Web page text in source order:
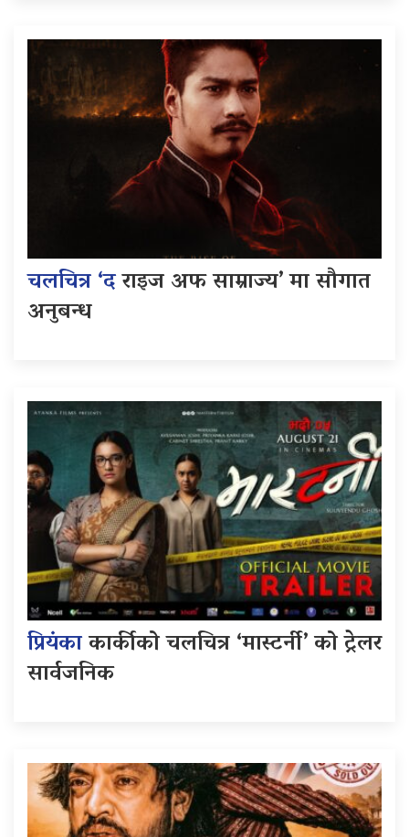
चलचित्र ‘दराइज अफ साम्राज्य’ मा सौगात
अनुबन्ध
प्रियंकाकार्कीको चलचित्र ‘मास्टर्नी’ को ट्रेलर
सार्वजनिक